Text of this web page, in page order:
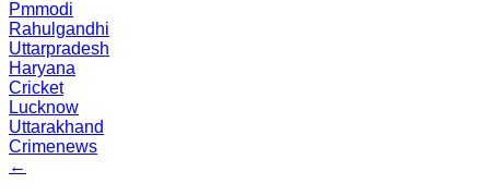
Pmmodi
Rahulgandhi
Uttarpradesh
Haryana
Cricket
Lucknow
Uttarakhand
Crimenews
←